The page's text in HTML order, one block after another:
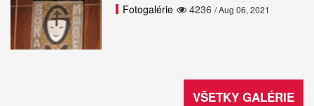
4236
Fotogalérie / Aug 06, 2021
VŠETKY GALÉRIE